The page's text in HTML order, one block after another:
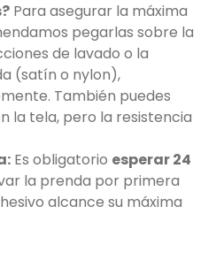
Para asegurar la máxima
pegarlas sobre la
de lavado o la
(satín o nylon),
También puedes
la tela, pero la resistencia
Es obligatorio esperar 24
la prenda por primera
alcance su máxima